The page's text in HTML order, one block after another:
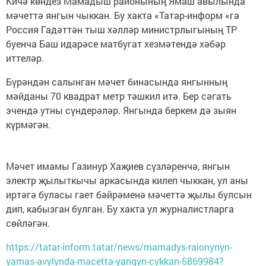
мәчеттә янгын чыккан. Бу хакта «Татар-информ «га
Россия Гадәттән тыш хәлләр министрлыгының ТР
буенча Баш идарәсе матбугат хезмәтендә хәбәр
иттеләр.
Бүрәндән салынган мәчет бинасында янгынның
мәйданы 70 квадрат метр тәшкил итә. Бер сәгать
эчендә утны сүндерәләр. Янгында беркем дә зыян
күрмәгән.
Мәчет имамы Газинур Хаҗиев сүзләренчә, янгын
электр җылыткычы аркасында килеп чыккан, ул аны
иртәгә буласы гает бәйрәменә мәчеттә җылы булсын
дип, кабызган булган. Бу хакта ул журналистларга
сөйләгән.
https://tatar-inform.tatar/news/mamadys-raionynyn-
yamas-avylynda-macetta-yangyn-cykkan-5869984?